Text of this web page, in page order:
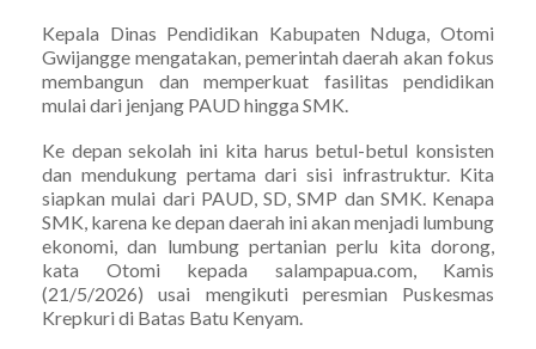
Kepala Dinas Pendidikan Kabupaten Nduga, Otomi
Gwijangge mengatakan, pemerintah daerah akan fokus
membangun dan memperkuat fasilitas pendidikan
mulai dari jenjang PAUD hingga SMK.
Ke depan sekolah ini kita harus betul-betul konsisten
dan mendukung pertama dari sisi infrastruktur. Kita
siapkan mulai dari PAUD, SD, SMP dan SMK. Kenapa
SMK, karena ke depan daerah ini akan menjadi lumbung
ekonomi, dan lumbung pertanian perlu kita dorong,
kata Otomi kepada salampapua.com, Kamis
(21/5/2026) usai mengikuti peresmian Puskesmas
Krepkuri di Batas Batu Kenyam.